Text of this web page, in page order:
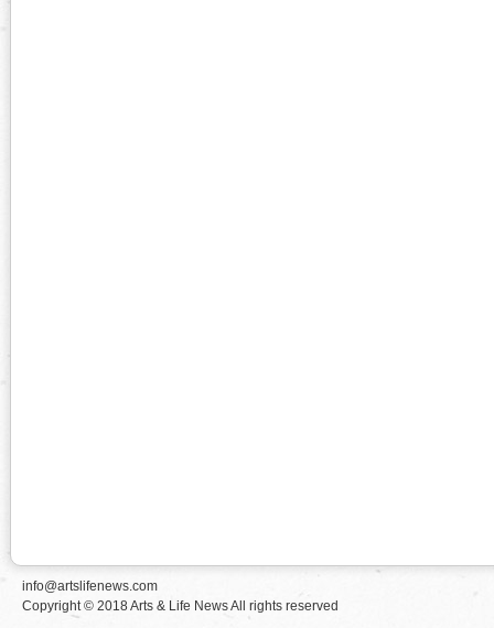
info@artslifenews.com
Copyright © 2018 Arts & Life News All rights reserved